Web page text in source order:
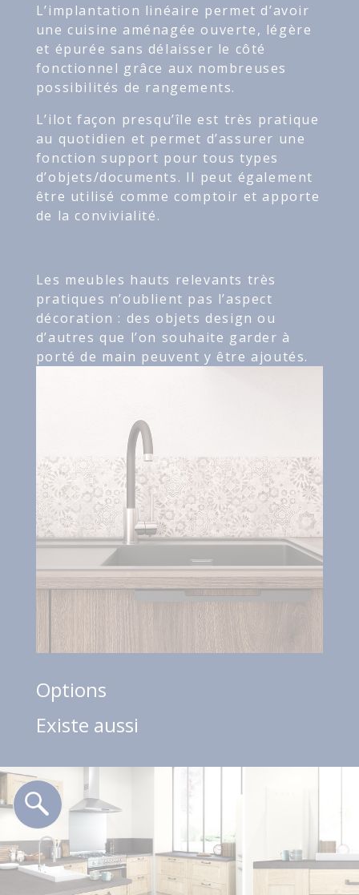
L’implantation linéaire permet d’avoir
une cuisine aménagée ouverte, légère
et épurée sans délaisser le côté
fonctionnel grâce aux nombreuses
possibilités de rangements.
L’ilot façon presqu’île est très pratique
au quotidien et permet d’assurer une
fonction support pour tous types
d’objets/documents. Il peut également
être utilisé comme comptoir et apporte
de la convivialité.
Les meubles hauts relevants très
pratiques n’oublient pas l’aspect
décoration : des objets design ou
d’autres que l’on souhaite garder à
porté de main peuvent y être ajoutés.
Options
Existe aussi